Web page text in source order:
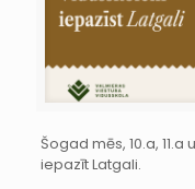
Šogad mēs, 10.a,
iepazīt Latgali.